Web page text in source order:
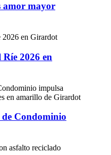
amor mayor
2026 en
Condominio